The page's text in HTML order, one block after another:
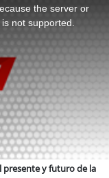
the server or
not supported.
presente y futuro de la